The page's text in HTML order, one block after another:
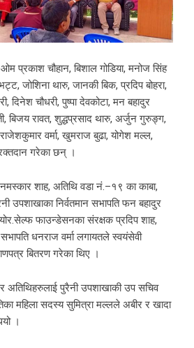
प्रकाश चौहान, बिशाल गोडिया, मनोज सिंह
जोशिना थारु, जानकी बिक, प्रदिप बोहरा,
दिनेश चौधरी, पुष्पा देवकोटा, मन बहादुर
बिजय रावत, शुद्धप्रसाद थारु, अर्जुन गुरुङ्ग,
राजेशकुमार वर्मा, खुमराज बुढा, योगेश मल्ल,
गरेका छन् ।
शाह, अतिथि वडा नं.–१९ का काबा,
उपशाखाका निर्वतमान सभापति फन बहादुर
फाउन्डेसनका संरक्षक प्रदिप शाह,
धनराज वर्मा लगायतले स्वयंसेवी
बितरण गरेका थिए ।
अतिथिहरुलाई पुरैनी उपशाखाकी उप सचिव
महिला सदस्य सुमित्रा मल्लले अबीर र खादा
।